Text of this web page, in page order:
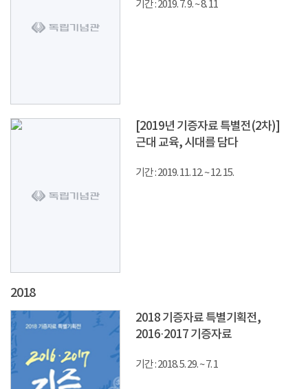
기간 : 2019. 7. 9. ~ 8. 11
[2019년 기증자료 특별전(2차)]
근대 교육, 시대를 담다
기간 : 2019. 11. 12. ~ 12. 15.
2018
2018 기증자료 특별기획전,
2016·2017 기증자료
기간 : 2018. 5. 29. ~ 7. 1